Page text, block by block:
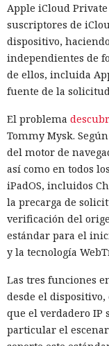
Apple iCloud
suscriptores de
dispositivo,
independientes de
de ellos, incluida
fuente de la
El problema
Tommy Mysk.
del motor de
así como en todos
iPadOS, incluidos
la precarga de
verificación del
estándar para el
y la tecnología
Las tres funciones
desde el
que el verdadero IP
particular el